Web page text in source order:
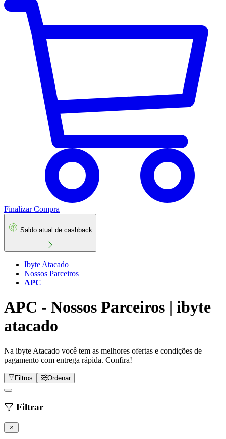
Finalizar Compra
Saldo atual de cashback
Ibyte Atacado
Nossos Parceiros
APC
APC - Nossos Parceiros | ibyte
atacado
Na ibyte Atacado você tem as melhores ofertas e condições de
pagamento com entrega rápida. Confira!
Filtros Ordenar
Filtrar